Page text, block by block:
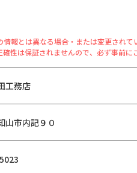
報とは異なる場合・または変更されて
性は保証されませんので、必ず事前に
工務店
山市内記９０